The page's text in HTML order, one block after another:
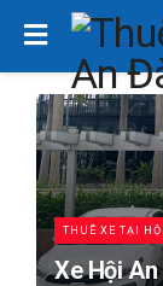
THUÊ XE TẠI
Xe Hội